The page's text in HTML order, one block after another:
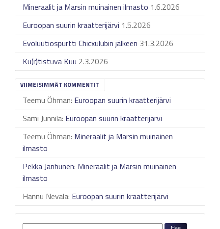
Mineraalit ja Marsin muinainen ilmasto 1.6.2026
Euroopan suurin kraatterijärvi 1.5.2026
Evoluutiospurtti Chicxulubin jälkeen 31.3.2026
Ku(r)tistuva Kuu 2.3.2026
VIIMEISIMMÄT KOMMENTIT
Teemu Öhman: Euroopan suurin kraatterijärvi
Sami Junnila: Euroopan suurin kraatterijärvi
Teemu Öhman: Mineraalit ja Marsin muinainen
ilmasto
Pekka Janhunen: Mineraalit ja Marsin muinainen
ilmasto
Hannu Nevala: Euroopan suurin kraatterijärvi